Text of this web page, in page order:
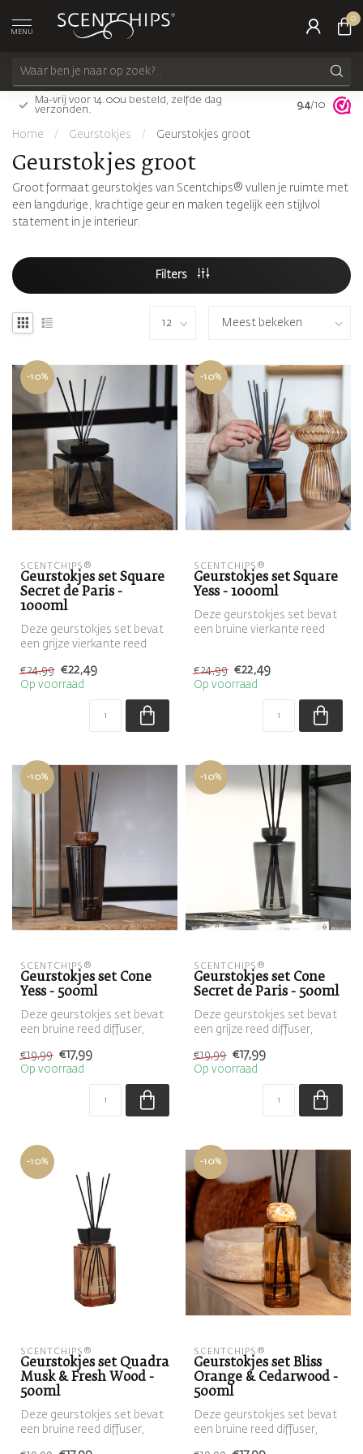
MENU
0
Ma-vrij voor 14.00u besteld, zelfde dag
verzonden.
Gratis
9.4/10
Home / Geurstokjes / Geurstokjes groot
Geurstokjes groot
Groot formaat geurstokjes van Scentchips® vullen je ruimte met
een langdurige, krachtige geur en maken tegelijk een stijlvol
statement in je interieur.
Filters
-10%
SCENTCHIPS®
Geurstokjes set Square
Secret de Paris -
1000ml
Deze geurstokjes set bevat
een grijze vierkante reed
geu...
€24,99 €22,49
Op voorraad
-10%
SCENTCHIPS®
Geurstokjes set Square
Yess - 1000ml
Deze geurstokjes set bevat
een bruine vierkante reed
€24,99 €22,49
Op voorraad
-10%
SCENTCHIPS®
Geurstokjes set Cone
Yess - 500ml
Deze geurstokjes set bevat
een bruine reed diffuser,
...
€19,99 €17,99
Op voorraad
-10%
SCENTCHIPS®
Geurstokjes set Cone
Secret de Paris - 500ml
Deze geurstokjes set bevat
een grijze reed diffuser,
d...
€19,99 €17,99
Op voorraad
-10%
SCENTCHIPS®
Geurstokjes set Quadra
Musk & Fresh Wood -
500ml
Deze geurstokjes set bevat
een bruine reed diffuser,
-10%
SCENTCHIPS®
Geurstokjes set Bliss
Orange & Cedarwood -
500ml
Deze geurstokjes set bevat
een bruine reed diffuser,